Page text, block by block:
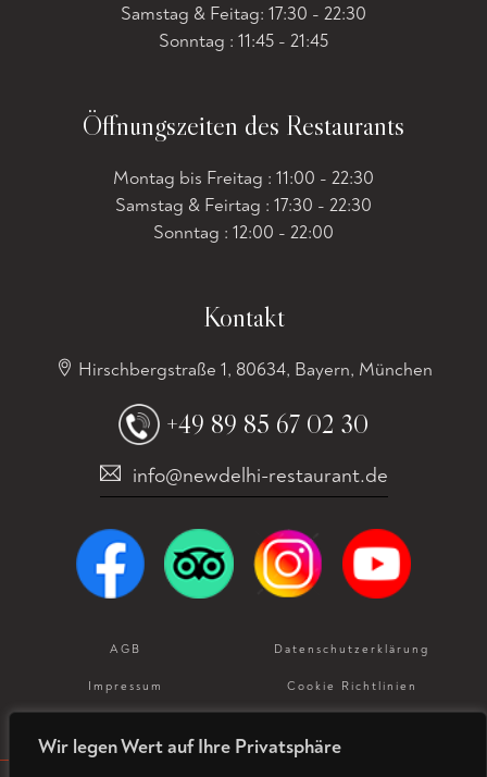
Wir legen Wert auf Ihre Privatsphäre
Samstag & Feitag: 17:30 - 22:30
Sonntag : 11:45 - 21:45
Öffnungszeiten des Restaurants
Montag bis Freitag : 11:00 - 22:30
Samstag & Feirtag : 17:30 - 22:30
Sonntag : 12:00 - 22:00
Kontakt
Hirschbergstraße 1, 80634, Bayern, München
+49 89 85 67 02 30
info@newdelhi-restaurant.de
AGB Datenschutz­erklärung
Impressum Cookie Richtlinien